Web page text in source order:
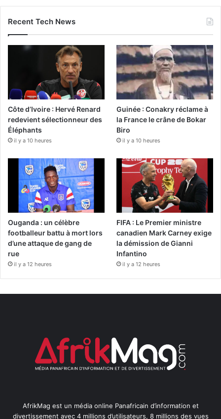
Recent Tech News
Côte d’Ivoire : Hervé Renard
redevient sélectionneur des
Éléphants
il y a 10 heures
Guinée : Conakry réclame à
la France le crâne de Bokar
Biro
il y a 10 heures
Ouganda : un célèbre
footballeur battu à mort lors
d’une attaque de gang de
rue
il y a 12 heures
FIFA : Le Premier ministre
canadien Mark Carney exige
la démission de Gianni
Infantino
il y a 12 heures
AfrikMag est un média online Panafricain d’information et
divertissement avec 4 millions d’utilisateurs, 8 millions des vues